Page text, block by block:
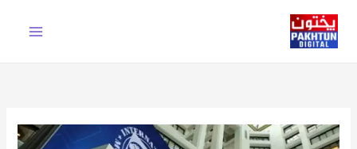
content